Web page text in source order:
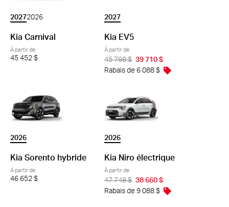
20272026
Kia Carnival
À partir de
45 452 $
2027
Kia EV5
À partir de
45 798 $ 39 710 $
Rabais de 6 088 $
2026
Kia Sorento hybride
À partir de
46 652 $
2026
Kia Niro électrique
À partir de
47 748 $ 38 660 $
Rabais de 9 088 $